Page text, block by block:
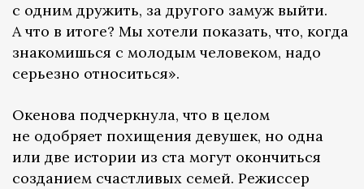
с одним дружить, за другого замуж выйти.
А что в итоге? Мы хотели показать, что, когда
знакомишься с молодым человеком, надо
серьезно относиться».
Окенова подчеркнула, что в целом
не одобряет похищения девушек, но одна
или две истории из ста могут окончиться
созданием счастливых семей. Режиссер